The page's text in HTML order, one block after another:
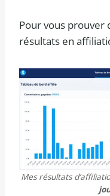
Pour vous prouver
résultats en
Mes résultats